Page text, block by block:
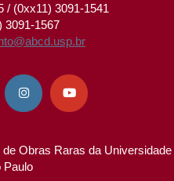
/ (0xx11) 3091-1541
3091-1567
 
Obras Raras da Universidade
Paulo